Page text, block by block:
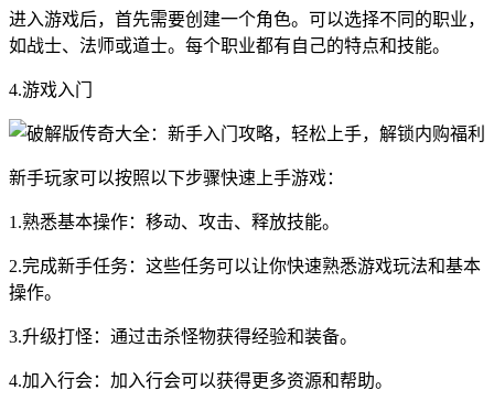
进入游戏后，首先需要创建一个角色。可以选择不同的职业，
如战士、法师或道士。每个职业都有自己的特点和技能。
4.游戏入门
新手玩家可以按照以下步骤快速上手游戏：
1.熟悉基本操作：移动、攻击、释放技能。
2.完成新手任务：这些任务可以让你快速熟悉游戏玩法和基本
操作。
3.升级打怪：通过击杀怪物获得经验和装备。
4.加入行会：加入行会可以获得更多资源和帮助。